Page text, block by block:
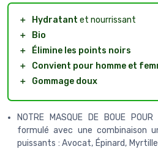
＋ Hydratant et nourrissant
＋
Bio
＋
Élimine les points noirs
＋
Convient pour homme et
＋
Gommage doux
NOTRE MASQUE DE BOUE
formulé avec une combinaison
puissants : Avocat, Épinard,